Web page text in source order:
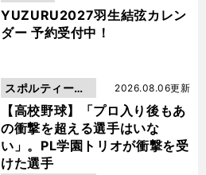
YUZURU2027羽生結弦カレン
ダー 予約受付中！
【高校野球】「プロ入り後もあ
の衝撃を超える選手はいな
い」。PL学園トリオが衝撃を受
けた選手
2026.08.06更新
スポルティーバ
動画